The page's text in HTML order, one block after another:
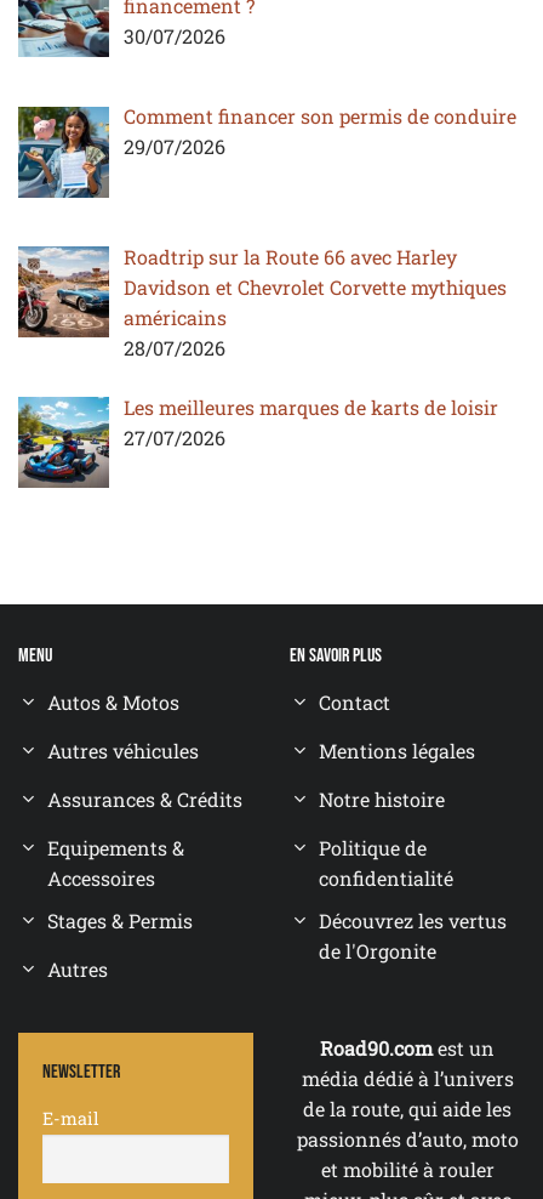
financement ?
30/07/2026
Comment financer son permis de conduire
29/07/2026
Roadtrip sur la Route 66 avec Harley
Davidson et Chevrolet Corvette mythiques
américains
28/07/2026
Les meilleures marques de karts de loisir
27/07/2026
Menu
Autos & Motos
Autres véhicules
Assurances & Crédits
Equipements &
Accessoires
Stages & Permis
Autres
En savoir plus
Contact
Mentions légales
Notre histoire
Politique de
confidentialité
Découvrez les vertus
de l'Orgonite
Newsletter
E-mail
Road90.comest un
média dédié à l’univers
de la route, qui aide les
passionnés d’auto, moto
et mobilité à rouler